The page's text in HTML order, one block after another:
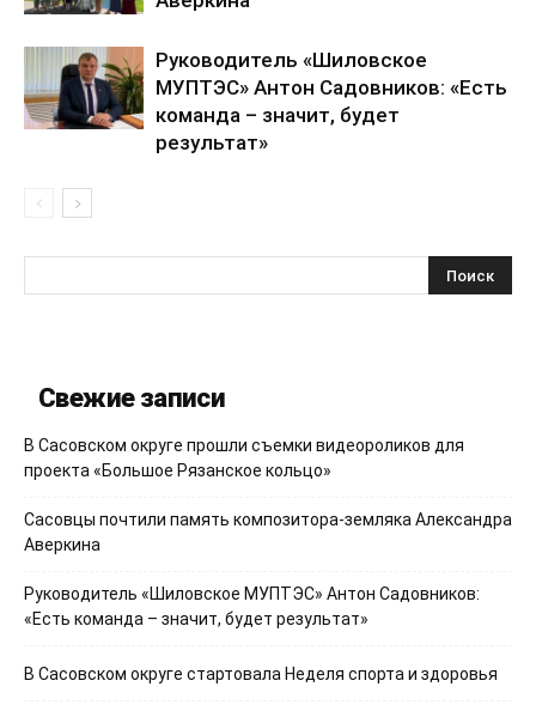
Руководитель «Шиловское
МУПТЭС» Антон Садовников: «Есть
команда – значит, будет
результат»
Свежие записи
В Сасовском округе прошли съемки видеороликов для
проекта «Большое Рязанское кольцо»
Сасовцы почтили память композитора-земляка Александра
Аверкина
Руководитель «Шиловское МУПТЭС» Антон Садовников:
«Есть команда – значит, будет результат»
В Сасовском округе стартовала Неделя спорта и здоровья